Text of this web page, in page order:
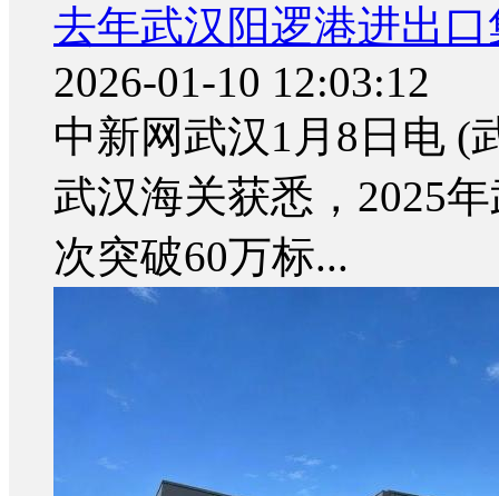
去年武汉阳逻港进出
2026-01-10 12:03:12
中新网武汉1月8日电 (
武汉海关获悉，2025
次突破60万标...